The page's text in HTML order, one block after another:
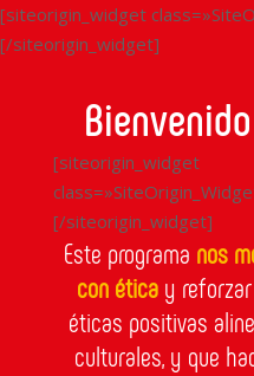
[siteorigin_widget
[/siteorigin_widget]
[siteorigin_widget
[/siteorigin_widget]
Este programa nos
con éticay reforzar
éticas positivas
culturales, y que